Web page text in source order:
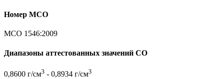
Номер МСО
МСО 1546:2009
Диапазоны аттестованных значений СО
0,8600 г/см3 - 0,8934 г/см3